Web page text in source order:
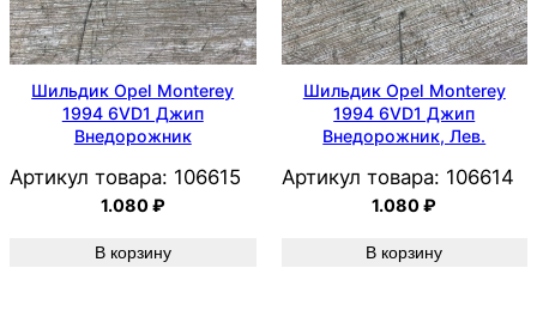
Шильдик Opel Monterey
1994 6VD1 Джип
Внедорожник
Артикул товара: 106615
1.080₽
В корзину
Шильдик Opel Monterey
1994 6VD1 Джип
Внедорожник, Лев.
Артикул товара: 106614
1.080₽
В корзину